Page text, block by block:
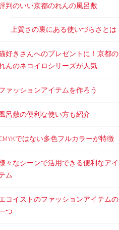
判のいい京都のれんの風呂敷
上質さの裏にある使いづらさとは
好きさんへのプレゼントに！京都の
んのネコイロシリーズが人気
ァッションアイテムを作ろう
呂敷の便利な使い方も紹介
ではない多色フルカラーが特徴
々なシーンで活用できる便利なアイ
ム
コイストのファッションアイテムの
つ